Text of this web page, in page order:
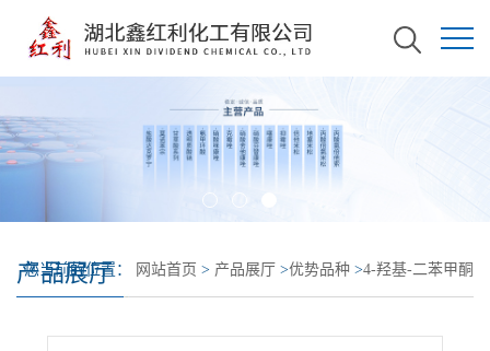
产品展厅
您当前的位置： 网站首页 > 产品展厅 >优势品种 >4-羟基-二苯甲酮